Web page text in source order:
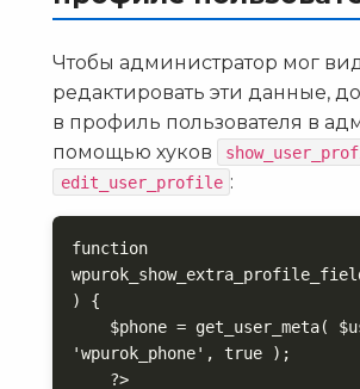
Чтобы администратор мог
редактировать эти данные,
в профиль пользователя в
помощью хуков
edit_user_profile :
function
) {
'wpurok_phone', true );